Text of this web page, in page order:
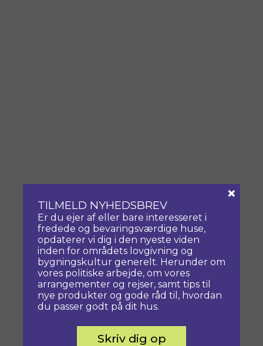
TILMELD NYHEDSBREV
Er du ejer af eller bare interesseret i
fredede og bevaringsværdige huse,
opdaterer vi dig i den nyeste viden
inden for områdets lovgivning og
bygningskultur generelt. Herunder om
vores politiske arbejde, om vores
arrangementer og rejser, samt tips til
nye produkter og gode råd til, hvordan
du passer godt på dit hus.
Skriv dig op
×